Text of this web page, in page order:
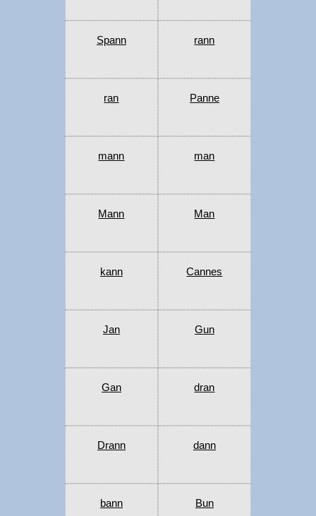
Spann rann
ran Panne
mann man
Mann Man
kann Cannes
Jan Gun
Gan dran
Drann dann
bann Bun